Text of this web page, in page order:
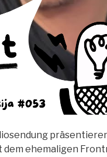
ehemaligen